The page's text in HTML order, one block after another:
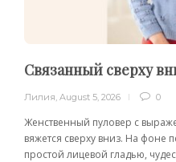
Связанный сверху
Лилия, August 5, 2026 0
Женственный пуловер с
вяжется сверху вниз. На фоне
простой лицевой гладью,